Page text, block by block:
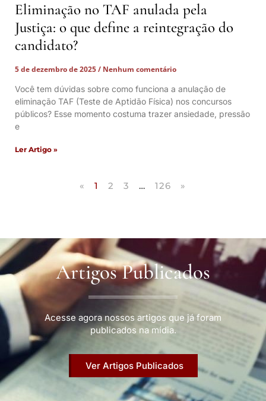
Eliminação no TAF anulada pela
Justiça: o que define a reintegração do
candidato?
5 de dezembro de 2025
Nenhum comentário
Você tem dúvidas sobre como funciona a anulação de
eliminação TAF (Teste de Aptidão Física) nos concursos
públicos? Esse momento costuma trazer ansiedade, pressão
e
Ler Artigo »
« 1 2 3 … 126 »
Artigos Publicados
Acesse agora nossos artigos que já foram
publicados na mídia.
Ver Artigos Publicados